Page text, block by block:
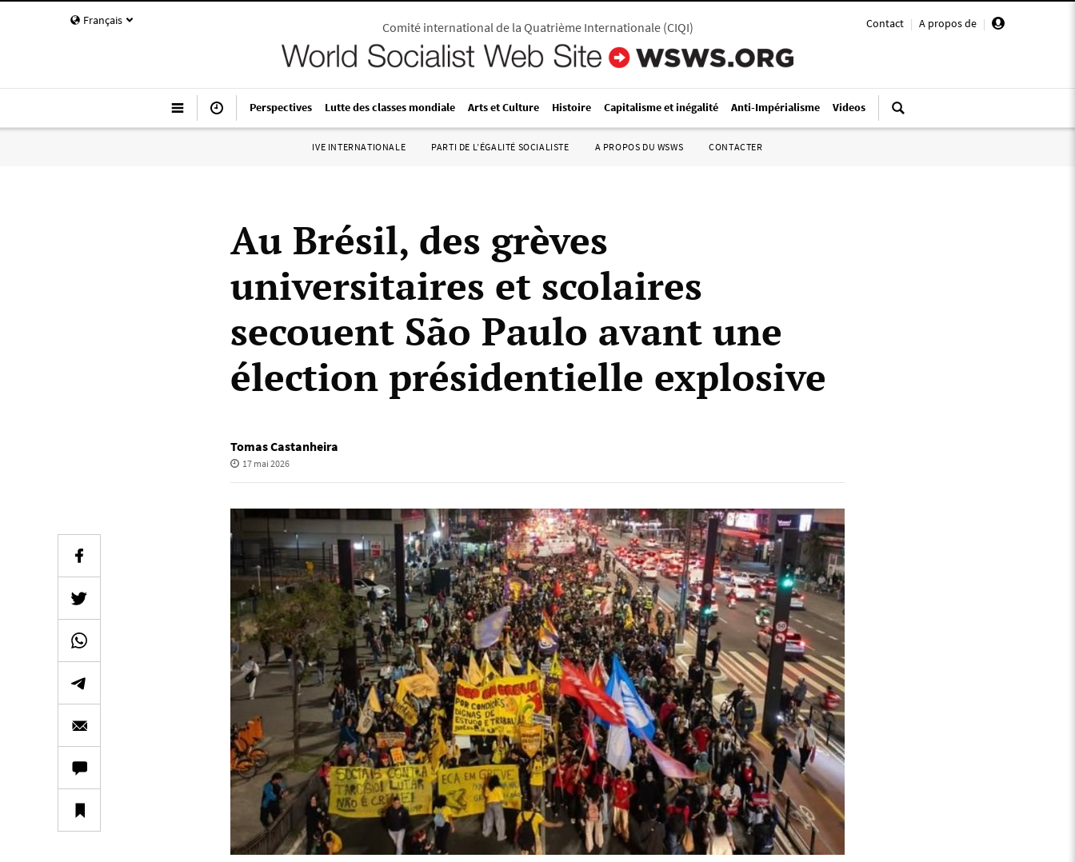
Français Contact | A propos de |
Comité international de la Quatrième Internationale(CIQI)
Perspectives Lutte des classes mondiale Arts et Culture Histoire Capitalisme et inégalité Anti-Impérialisme Videos
IVE INTERNATIONALE PARTI DE L’ÉGALITÉ SOCIALISTE A PROPOS DU WSWS CONTACTER
Au Brésil, des grèves
universitaires et scolaires
secouent São Paulo avant une
élection présidentielle explosive
Tomas Castanheira
17 mai 2026